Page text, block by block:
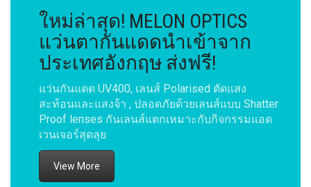
ใหม่ล่าสุด! MELON OPTICS
แว่นตากันแดดนำเข้าจาก
ประเทศอังกฤษ ส่งฟรี!
แว่นกันแดด UV400, เลนส์ Polarised ตัดแสง
สะท้อนและแสงจ้า , ปลอดภัยด้วยเลนส์แบบ Shatter
Proof lenses กันเลนส์แตกเหมาะกับกิจกรรมแอด
เวนเจอร์สุดลุย
View More